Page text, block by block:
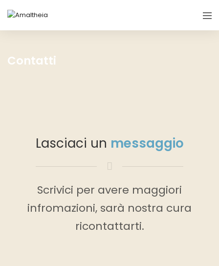
Contatti
Lasciaci un messaggio
Scrivici per avere maggiori
infromazioni, sarà nostra cura
ricontattarti.